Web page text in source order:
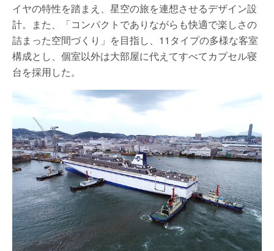
イヤの特性を踏まえ、星空の旅を連想させるデザイン設
計。また、「コンパクトでありながらも快適で楽しさの
詰まった空間づくり」を目指し、11タイプの多様な客室
構成とし、個室以外は大部屋に代えてすべてカプセル寝
台を採用した。